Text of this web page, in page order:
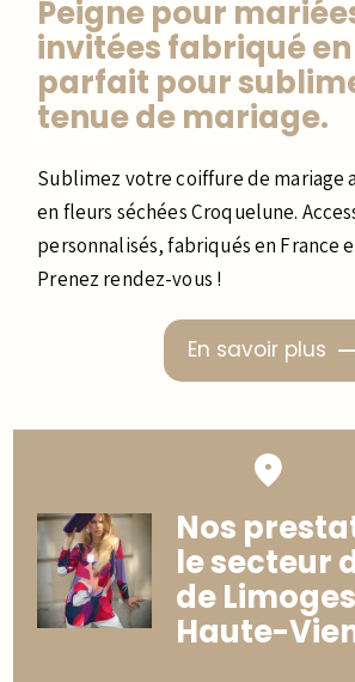
Peigne pour
invitées fabriqué en
parfait pour
tenue de mariage.
Sublimez votre coiffure de mariage
en fleurs séchées Croquelune.
personnalisés, fabriqués en France
Prenez rendez-vous !
En savoir plus
Nos
le secteur
de
Haute-